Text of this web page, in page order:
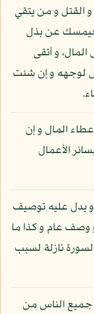
القتل و من يتقي
فيمسك عن بذل
و أتقى
لوجهه و إن شئت
المال و إن
الأعمال
يدل عليه توصيف
وصف عام و كذا ما
نازلة لسبب
الناس من